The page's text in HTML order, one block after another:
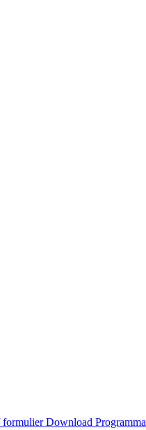
formulierDownload Programma